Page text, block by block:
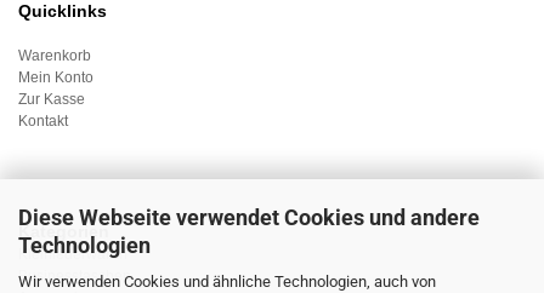
Diese Webseite verwendet Cookies und andere
Technologien
Wir verwenden Cookies und ähnliche Technologien, auch von
Quicklinks
Warenkorb
Mein Konto
Zur Kasse
Kontakt
Kategorien
Kleinlederwaren
Businesstaschen